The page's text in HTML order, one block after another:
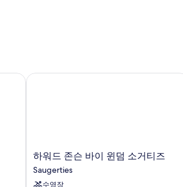
하
워
드
하워드 존슨 바이 윈덤 소거티즈
Saugerties
수영장
하워드 존슨 바이 윈덤 소거티즈